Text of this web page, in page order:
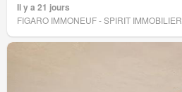
Il y a 21 jours
FIGARO IMMONEUF - SPIRIT IMMOBILIER